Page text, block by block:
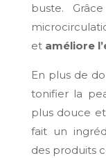
buste.
et améliore
En plus de
tonifier la
plus douce
fait un
des produits